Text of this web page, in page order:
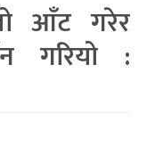
आँट गरेर
गरियो :